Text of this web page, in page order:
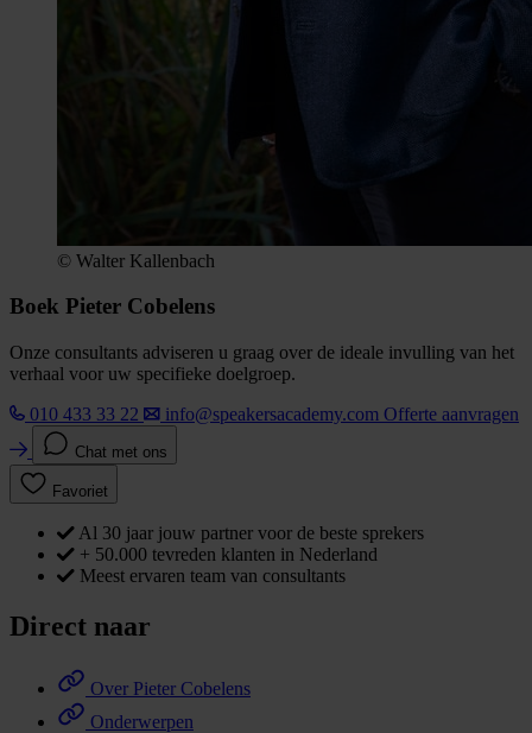
© Walter Kallenbach
Boek Pieter Cobelens
Onze consultants adviseren u graag over de ideale invulling van het
verhaal voor uw specifieke doelgroep.
010 433 33 22
info@speakersacademy.com Offerte aanvragen
Chat met ons
Favoriet
Al 30 jaar jouw partner voor de beste sprekers
+ 50.000 tevreden klanten in Nederland
Meest ervaren team van consultants
Direct naar
Over Pieter Cobelens
Onderwerpen